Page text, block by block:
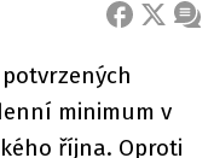
FACEBOOK
X
minimum v
října. Oproti